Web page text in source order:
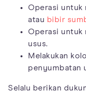
Operasi untuk
atau bibir
Operasi untuk
usus.
Melakukan
penyumbatan
Selalu berikan